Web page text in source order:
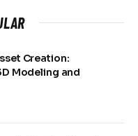
Creation:
Modeling and